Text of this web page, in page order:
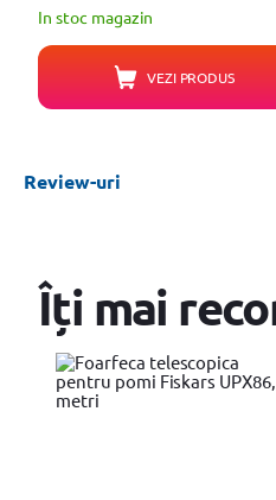
In stoc magazin
VEZI PRODUS
Review-uri
Îți mai